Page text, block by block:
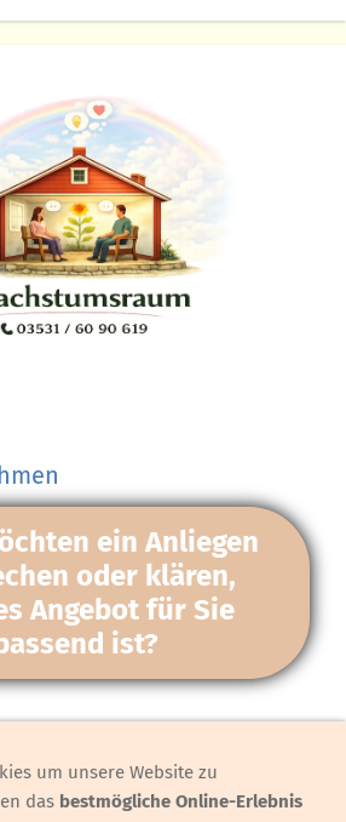
ein Anliegen
oder klären,
Angebot für Sie
ist?
um unsere Website zu
das bestmögliche Online-Erlebnis